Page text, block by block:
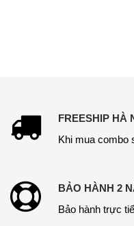
FREESHIP HÀ
Khi mua combo
BẢO HÀNH 2
Bảo hành trực